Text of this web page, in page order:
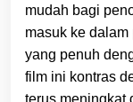
mudah bagi
masuk ke
yang penuh
film ini kontras
terus meningkat